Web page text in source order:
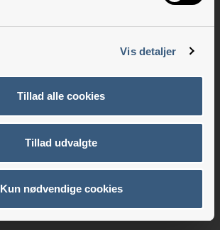
Vis detaljer
Tillad alle cookies
Tillad udvalgte
Kun nødvendige cookies